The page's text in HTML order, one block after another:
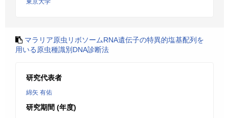
東京大学
マラリア原虫リボソームRNA遺伝子の特異的塩基配列を
用いる原虫種識別DNA診断法
研究代表者
綿矢 有佑
研究期間 (年度)